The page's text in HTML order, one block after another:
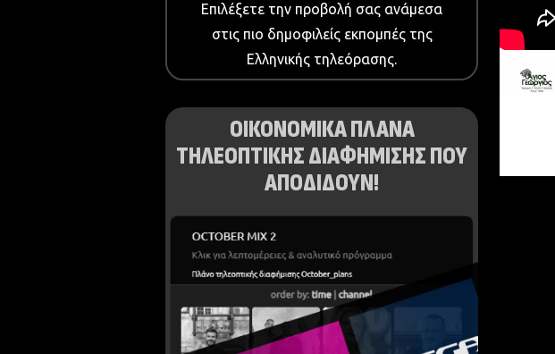
Επιλέξετε την προβολή σας ανάμεσα
στις πιο δημοφιλείς εκπομπές της
Ελληνικής τηλεόρασης.
ΟΙΚΟΝΟΜΙΚΑ ΠΛΑΝΑ
ΤΗΛΕΟΠΤΙΚΗΣ ΔΙΑΦΗΜΙΣΗΣ ΠΟΥ
ΑΠΟΔΙΔΟΥΝ!